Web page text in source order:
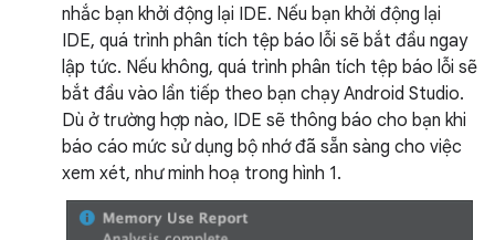
nhắc bạn khởi động lại IDE. Nếu bạn khởi động lại
IDE, quá trình phân tích tệp báo lỗi sẽ bắt đầu ngay
lập tức. Nếu không, quá trình phân tích tệp báo lỗi sẽ
bắt đầu vào lần tiếp theo bạn chạy Android Studio.
Dù ở trường hợp nào, IDE sẽ thông báo cho bạn khi
báo cáo mức sử dụng bộ nhớ đã sẵn sàng cho việc
xem xét, như minh hoạ trong hình 1.